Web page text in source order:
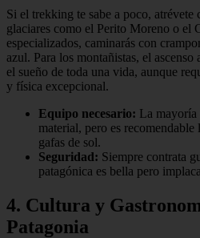
Si el trekking te sabe a poco, atrévete
glaciares como el Perito Moreno o el
especializados, caminarás con
azul. Para los montañistas, el
el sueño de toda una vida, aunque
y física excepcional.
Equipo necesario: La mayoría
material, pero es
gafas de sol.
Seguridad: Siempre contrata
patagónica es bella pero
4. Cultura y
Patagonia